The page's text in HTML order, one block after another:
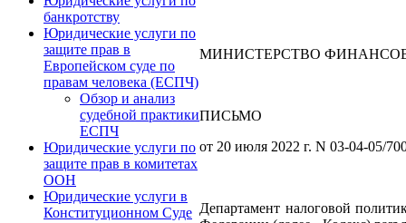
банкротству
Юридические услуги по
защите прав в
Европейском суде по
правам человека (ЕСПЧ)
Обзор и анализ
судебной практики
ЕСПЧ
Юридические услуги по
защите прав в комитетах
ООН
Юридические услуги в
Конституционном Суде
МИНИСТЕРСТВО
ПИСЬМО
от 20 июля 2022 г. N 03-04-05/
Департамент налоговой